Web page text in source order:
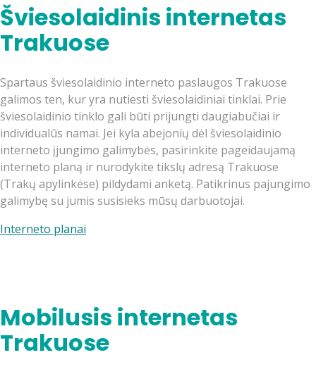
Šviesolaidinis internetas
Trakuose
Spartaus šviesolaidinio interneto paslaugos Trakuose
galimos ten, kur yra nutiesti šviesolaidiniai tinklai. Prie
šviesolaidinio tinklo gali būti prijungti daugiabučiai ir
individualūs namai. Jei kyla abejonių dėl šviesolaidinio
interneto įjungimo galimybės, pasirinkite pageidaujamą
interneto planą ir nurodykite tikslų adresą Trakuose
(Trakų apylinkėse) pildydami anketą. Patikrinus pajungimo
galimybę su jumis susisieks mūsų darbuotojai.
Interneto planai
Mobilusis internetas
Trakuose